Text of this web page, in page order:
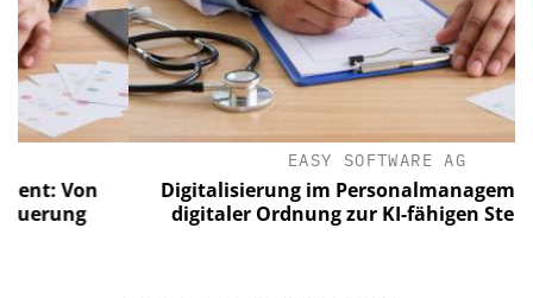
EASY SOFTWARE AG
Digitalisierung im Personalmanagement: Von
digitaler Ordnung zur KI-fähigen Steuerung